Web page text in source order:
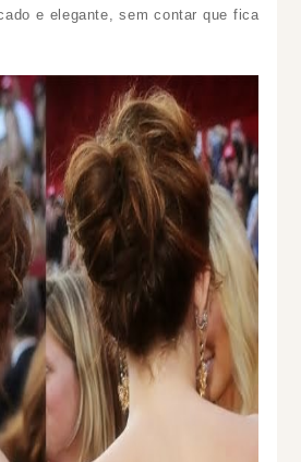
e elegante, sem contar que fica